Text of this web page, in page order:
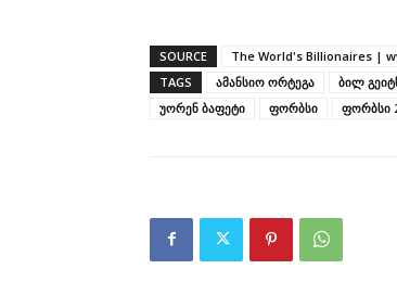
SOURCE
The World's Billionaires |
TAGS
ამანსიო ორტეგა ბილ
უორენ ბაფეტი
ფორბსი ფორბსი